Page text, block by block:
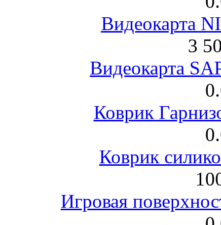
Видеокарта
3
Видеокарта
Коврик
Коврик
Игровая